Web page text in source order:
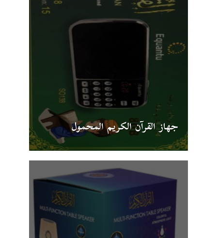
جهاز القرآن الكريم المحمول